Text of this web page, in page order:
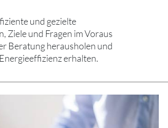
und gezielte
Ziele und Fragen im Voraus
Beratung herausholen und
erhalten.